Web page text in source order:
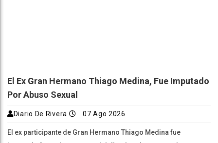
El Ex Gran Hermano Thiago Medina, Fue Imputado
Por Abuso Sexual
Diario De Rivera 07 Ago 2026
El ex participante de Gran Hermano Thiago Medina fue